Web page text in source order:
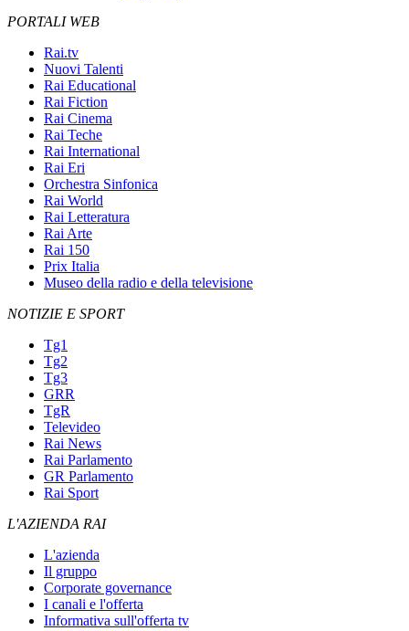
PORTALI WEB
Rai.tv
Nuovi Talenti
Rai Educational
Rai Fiction
Rai Cinema
Rai Teche
Rai International
Rai Eri
Orchestra Sinfonica
Rai World
Rai Letteratura
Rai Arte
Rai 150
Prix Italia
Museo della radio e della televisione
NOTIZIE E SPORT
Tg1
Tg2
Tg3
GRR
TgR
Televideo
Rai News
Rai Parlamento
GR Parlamento
Rai Sport
L'AZIENDA RAI
L'azienda
Il gruppo
Corporate governance
I canali e l'offerta
Informativa sull'offerta tv